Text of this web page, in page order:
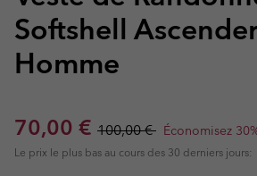
Softshell
Homme
Sale price:
70,00 € Regular price:
100,00 € Économisez
Le prix le plus bas au cours des 30 derniers jours: